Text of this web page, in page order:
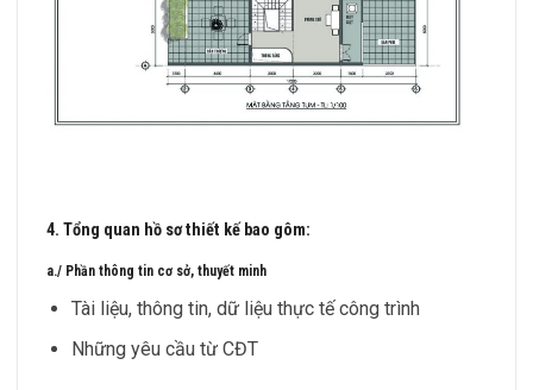
4. Tổng quan hồ sơ thiết kế bao gôm:
a./ Phần thông tin cơ sở, thuyết minh
Tài liệu, thông tin, dữ liệu thực tế công trình
Những yêu cầu từ CĐT